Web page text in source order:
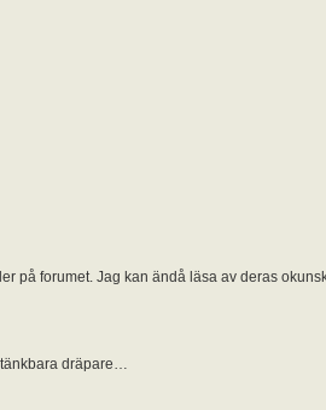
på forumet. Jag kan ändå läsa av deras
dräpare…